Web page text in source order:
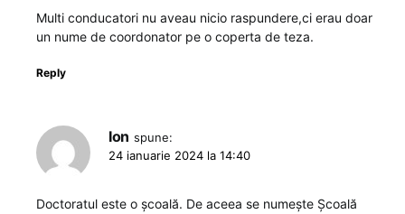
Multi conducatori nu aveau nicio raspundere,ci erau doar
un nume de coordonator pe o coperta de teza.
Reply
Ion spune:
24 ianuarie 2024 la 14:40
Doctoratul este o școală. De aceea se numește Școală